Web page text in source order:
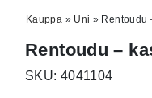
Kauppa » Uni » Rentoudu
Rentoudu –
SKU: 4041104